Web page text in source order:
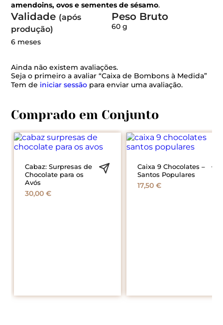
amendoins, ovos e sementes de sésamo.
Validade (após
produção)
6 meses
Peso Bruto
60
Ainda não existem avaliações.
Seja o primeiro a avaliar “Caixa de Bombons à Medida”
Tem de iniciar sessão para enviar uma avaliação.
Cabaz: Surpresas de
Chocolate para os
Avós
30,00€
Caixa 9 Chocolates –
Santos Populares
17,50€